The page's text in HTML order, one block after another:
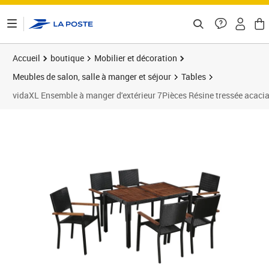
Accueil boutique
Mobilier et décoration
Meubles de salon, salle à manger et séjour
Tables
vidaXL Ensemble à manger d'extérieur 7Pièces Résine tressée